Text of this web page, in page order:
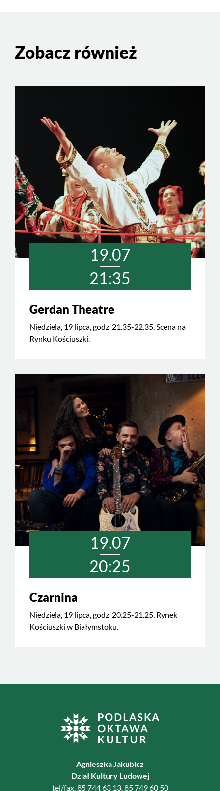
Zobacz również
19.07
21:35
Gerdan Theatre
Niedziela, 19 lipca, godz. 21.35-22.35, Scena na
Rynku Kościuszki.
19.07
20:25
Czarnina
Niedziela, 19 lipca, godz. 20.25-21.25, Rynek
Kościuszki w Białymstoku.
Agnieszka Jakubicz
Dział Kultury Ludowej
tel/fax. 85 744 63 13, 85 749 60 50